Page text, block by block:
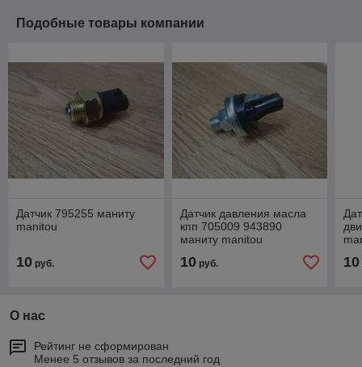
Подобные товары компании
Датчик 795255 маниту
manitou
10 руб.
Датчик давления масла
кпп 705009 943890
маниту manitou
10руб. 10
О нас
Рейтинг не сформирован
Менее 5 отзывов за последний год